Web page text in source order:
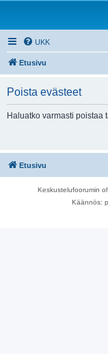
UKK
Etusivu
Poista evästeet
Haluatko varmasti poistaa
Etusivu
Keskustelufoorumin
Käännös: